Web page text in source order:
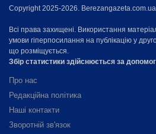
Copyright 2025-2026. Berezangazeta.com.ua
Всі права захищені. Використання
умови гіперпосилання на публікацію у
що розміщується.
Збір статистики здійснюється за
Про нас
Редакційна політика
Наші контакти
Зворотній зв'язок